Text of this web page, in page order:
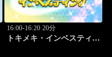
16:00-16:20 20分
トキメキ・インベスティン